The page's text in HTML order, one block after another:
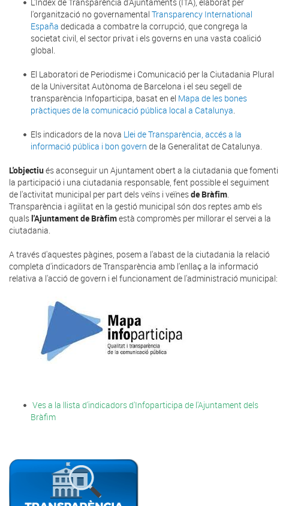
l'organització no governamental Transparency International
España dedicada a combatre la corrupció, que congrega la
societat civil, el sector privat i els governs en una vasta coalició
global.
El Laboratori de Periodisme i Comunicació per la Ciutadania Plural
de la Universitat Autònoma de Barcelona i el seu segell de
transparència Infoparticipa, basat en el Mapa de les bones
pràctiques de la comunicació pública local a Catalunya.
Els indicadors de la nova Llei de Transparència, accés a la
informació pública i bon govern de la Generalitat de Catalunya.
L'objectiués aconseguir un Ajuntament obert a la ciutadania que fomenti
la participació i una ciutadania responsable, fent possible el seguiment
de l'activitat municipal per part dels veïns i veïnesde Bràfim.
Transparència i agilitat en la gestió municipal són dos reptes amb els
qualsl'Ajuntament de Bràfimestà compromès per millorar el servei a la
ciutadania.
A través d'aquestes pàgines, posem a l'abast de la ciutadania la relació
completa d'indicadors de Transparència amb l'enllaç a la informació
relativa a l'acció de govern i el funcionament de l'administració municipal:
Ves a la llista d'indicadors d'Infoparticipa de l'Ajuntament dels
Bràfim